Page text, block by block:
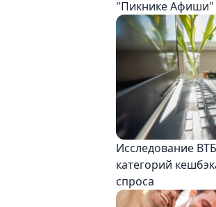
"Пикнике Афиши"
Исследование
категорий
спроса